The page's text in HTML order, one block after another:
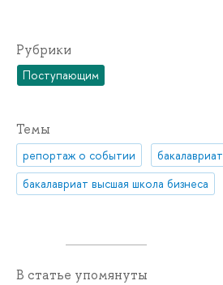
Рубрики
Поступающим
Темы
репортаж о событии
бакалавриат
бакалавриат высшая школа бизнеса
В статье упомянуты